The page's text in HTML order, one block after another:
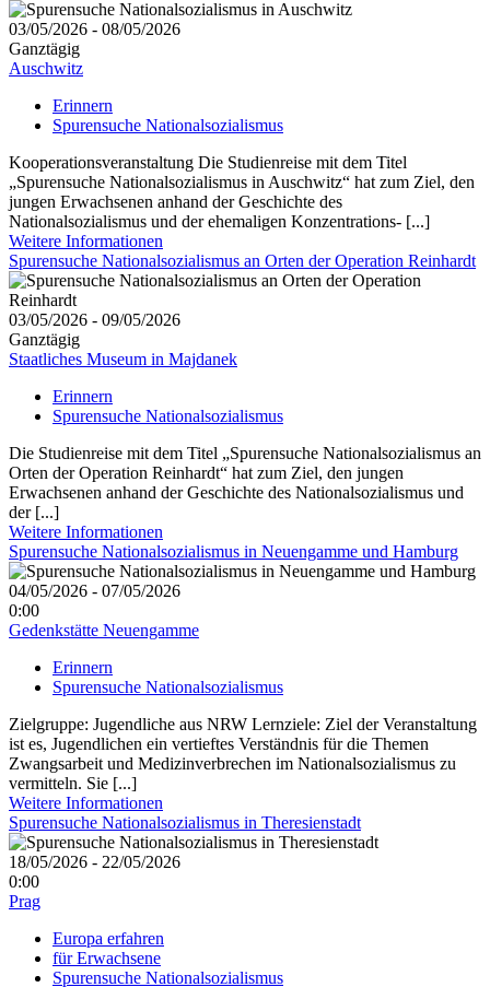
03/05/2026 - 08/05/2026
Ganztägig
Auschwitz
Erinnern
Spurensuche Nationalsozialismus
Kooperationsveranstaltung Die Studienreise mit dem Titel
„Spurensuche Nationalsozialismus in Auschwitz“ hat zum Ziel, den
jungen Erwachsenen anhand der Geschichte des
Nationalsozialismus und der ehemaligen Konzentrations- [...]
Weitere Informationen
Spurensuche Nationalsozialismus an Orten der Operation Reinhardt
03/05/2026 - 09/05/2026
Ganztägig
Staatliches Museum in Majdanek
Erinnern
Spurensuche Nationalsozialismus
Die Studienreise mit dem Titel „Spurensuche Nationalsozialismus an
Orten der Operation Reinhardt“ hat zum Ziel, den jungen
Erwachsenen anhand der Geschichte des Nationalsozialismus und
der [...]
Weitere Informationen
Spurensuche Nationalsozialismus in Neuengamme und Hamburg
04/05/2026 - 07/05/2026
0:00
Gedenkstätte Neuengamme
Erinnern
Spurensuche Nationalsozialismus
Zielgruppe: Jugendliche aus NRW Lernziele: Ziel der Veranstaltung
ist es, Jugendlichen ein vertieftes Verständnis für die Themen
Zwangsarbeit und Medizinverbrechen im Nationalsozialismus zu
vermitteln. Sie [...]
Weitere Informationen
Spurensuche Nationalsozialismus in Theresienstadt
18/05/2026 - 22/05/2026
0:00
Prag
Europa erfahren
für Erwachsene
Spurensuche Nationalsozialismus